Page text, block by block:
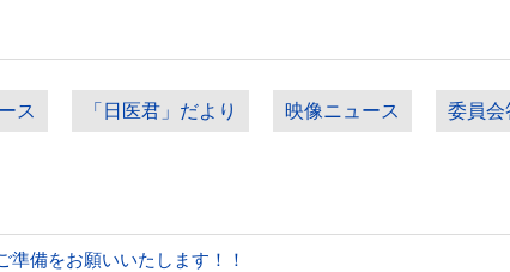
ス 「日医君」だより 映像ニュース 委員会
備をお願いいたします！！